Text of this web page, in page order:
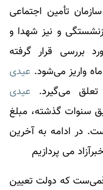
تأمین اجتماعی
و نیز شهدا و
بررسی قرار گرفته
واریز می‌شود. عیدی
می‌گیرد. عیدی
سنوات گذشته، مبلغ
در ادامه به آخرین
می پردازیم
که دولت تعیین